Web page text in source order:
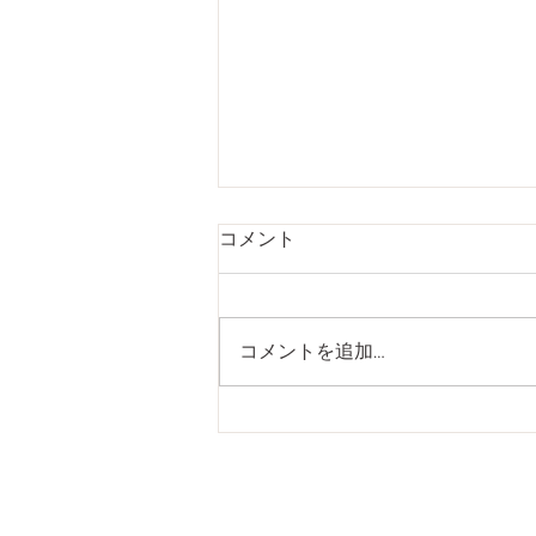
こめかみの痛みの原因(恵比
ー)恵比寿店です。 こめかみ押す
と痛く感じることありませんか？
コメント
コメントを追加…